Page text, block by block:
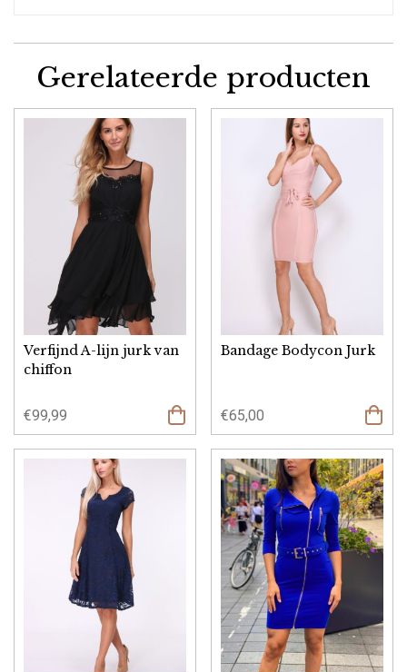
Gerelateerde producten
Verfijnd A-lijn jurk van
chiffon
€99,99
Bandage Bodycon Jurk
€65,00
Opties